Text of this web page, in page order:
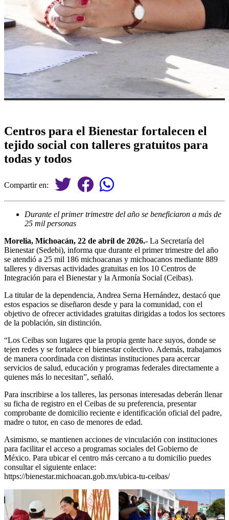
Centros para el Bienestar fortalecen el
tejido social con talleres gratuitos para
todas y todos
Compartir en:
Durante el primer trimestre del año se beneficiaron a más de
25 mil personas
Morelia, Michoacán, 22 de abril de 2026.- La Secretaría del
Bienestar (Sedebi), informa que durante el primer trimestre del año
se atendió a 25 mil 186 michoacanas y michoacanos mediante 889
talleres y diversas actividades gratuitas en los 10 Centros de
Integración para el Bienestar y la Armonía Social (Ceibas).
La titular de la dependencia, Andrea Serna Hernández, destacó que
estos espacios se diseñaron desde y para la comunidad, con el
objetivo de ofrecer actividades gratuitas dirigidas a todos los sectores
de la población, sin distinción.
“Los Ceibas son lugares que la propia gente hace suyos, donde se
tejen redes y se fortalece el bienestar colectivo. Además, trabajamos
de manera coordinada con distintas instituciones para acercar
servicios de salud, educación y programas federales directamente a
quienes más lo necesitan”, señaló.
Para inscribirse a los talleres, las personas interesadas deberán llenar
su ficha de registro en el Ceibas de su preferencia, presentar
comprobante de domicilio reciente e identificación oficial del padre,
madre o tutor, en caso de menores de edad.
Asimismo, se mantienen acciones de vinculación con instituciones
para facilitar el acceso a programas sociales del Gobierno de
México. Para ubicar el centro más cercano a tu domicilio puedes
consultar el siguiente enlace:
https://bienestar.michoacan.gob.mx/ubica-tu-ceibas/